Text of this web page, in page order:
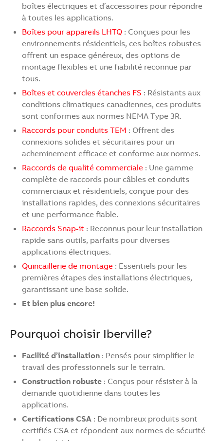
boîtes électriques et d’accessoires pour répondre
à toutes les applications.
Boîtes pour appareils LHTQ : Conçues pour les
environnements résidentiels, ces boîtes robustes
offrent un espace généreux, des options de
montage flexibles et une fiabilité reconnue par
tous.
Boîtes et couvercles étanches FS : Résistants aux
conditions climatiques canadiennes, ces produits
sont conformes aux normes NEMA Type 3R.
Raccords pour conduits TEM : Offrent des
connexions solides et sécuritaires pour un
acheminement efficace et conforme aux normes.
Raccords de qualité commerciale : Une gamme
complète de raccords pour câbles et conduits
commerciaux et résidentiels, conçue pour des
installations rapides, des connexions sécuritaires
et une performance fiable.
Raccords Snap-it : Reconnus pour leur installation
rapide sans outils, parfaits pour diverses
applications électriques.
Quincaillerie de montage : Essentiels pour les
premières étapes des installations électriques,
garantissant une base solide.
Et bien plus encore!
Pourquoi choisir Iberville?
Facilité d’installation : Pensés pour simplifier le
travail des professionnels sur le terrain.
Construction robuste : Conçus pour résister à la
demande quotidienne dans toutes les
applications.
Certifications CSA : De nombreux produits sont
certifiés CSA et répondent aux normes de sécurité